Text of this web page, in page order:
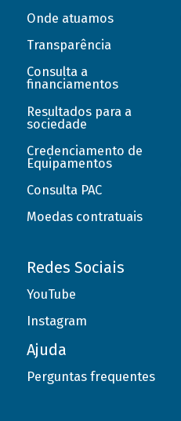
Onde atuamos
Transparência
Consulta a
financiamentos
Resultados para a
sociedade
Credenciamento de
Equipamentos
Consulta PAC
Moedas contratuais
Redes Sociais
YouTube
Instagram
Ajuda
Perguntas frequentes